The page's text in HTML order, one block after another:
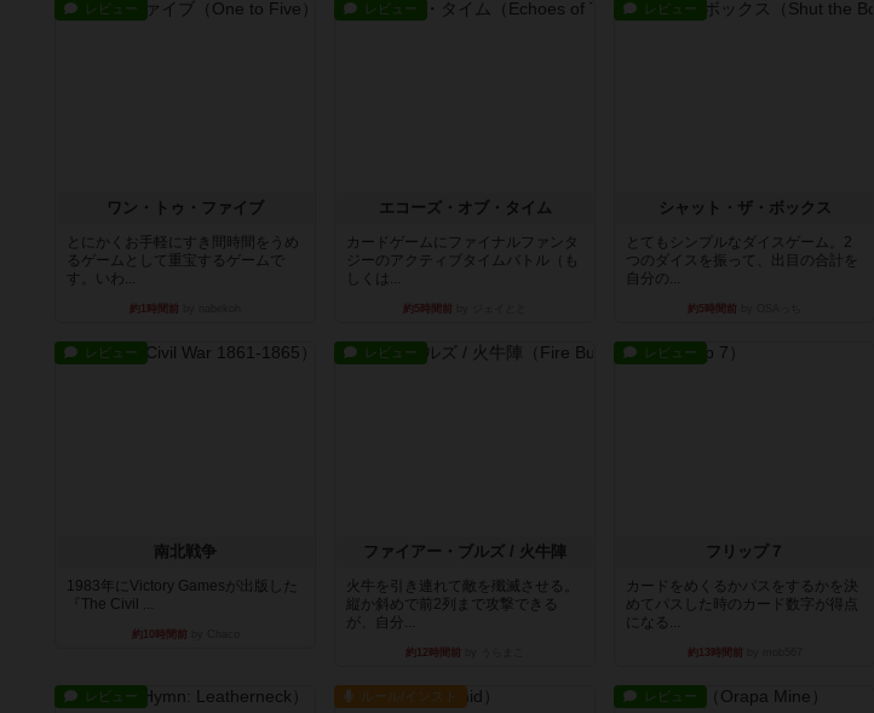
レビュー
ワン・トゥ・ファイブ
とにかくお手軽にすき間時間をうめ
るゲームとして重宝するゲームで
す。いわ...
約1時間前
レビュー
エコーズ・オブ・タイム
カードゲームにファイナルファンタ
ジーのアクティブタイムバトル（も
しくは...
約5時間前
レビュー
シャット・ザ・ボックス
とてもシンプルなダイスゲーム。2
つのダイスを振って、出目の合計を
自分の...
約5時間前
レビュー
南北戦争
1983年にVictory Gamesが出版した
『The Civil ...
約10時間前
レビュー
ファイアー・ブルズ / 火牛陣
火牛を引き連れて敵を殲滅させる。
縦か斜めで前2列まで攻撃できる
が、自分...
約12時間前
レビュー
フリップ７
カードをめくるかパスをするかを決
めてパスした時のカード数字が得点
になる...
約13時間前
レビュー ルール/インスト レビュー